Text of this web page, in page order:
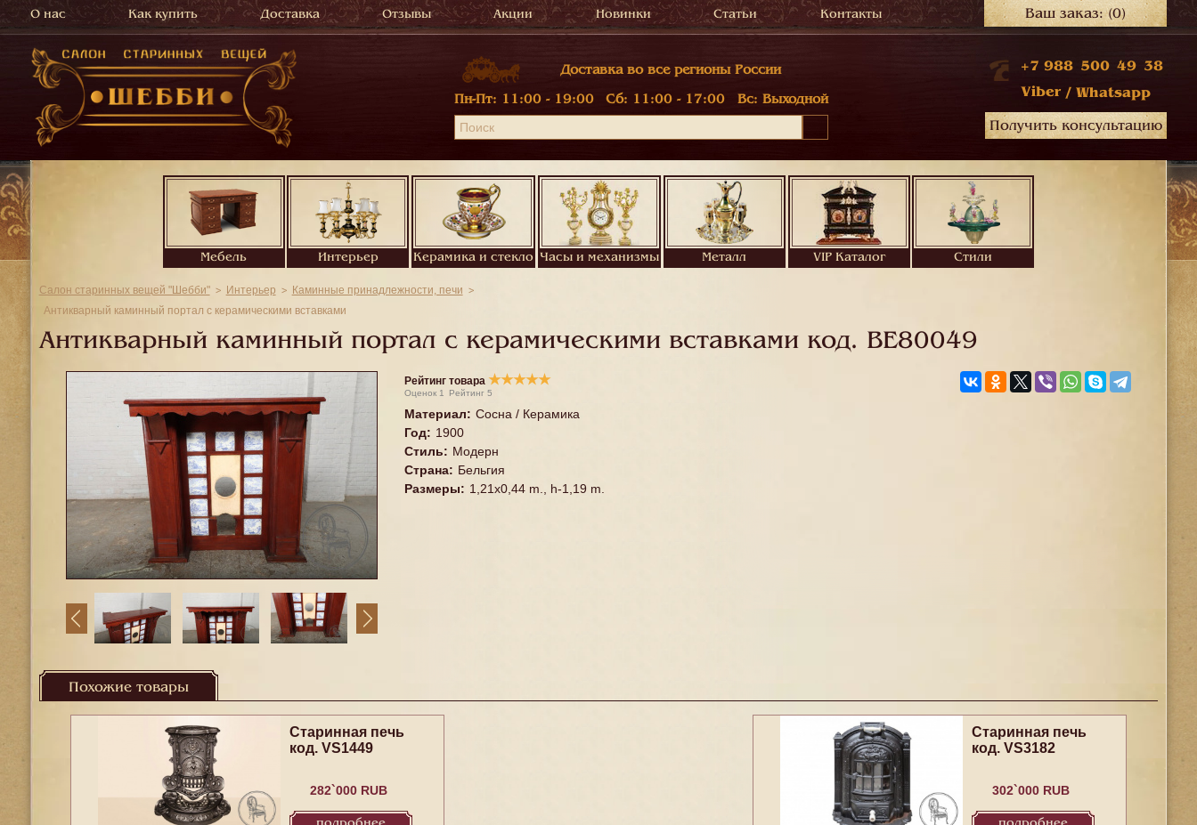
О нас Как купить Доставка Отзывы Акции Новинки Статьи Контакты Ваш заказ:(0)
Доставка во все регионы России
Пн-Пт: 11:00 - 19:00 Сб: 11:00 - 17:00 Вс: Выходной
+7 988 500 49 38
Viber / Whatsapp
Получить консультацию
Мебель Интерьер Керамика и стекло Часы и механизмы Металл VIP Каталог Стили
Салон старинных вещей "Шебби" Интерьер
Каминные принадлежности, печи
Антикварный каминный портал с керамическими вставками
Антикварный каминный портал с керамическими вставками код. BE80049
Рейтинг товара ★★★★★
Оценок 1 Рейтинг 5
Материал: Сосна / Керамика
Год: 1900
Стиль: Модерн
Страна: Бельгия
Размеры: 1,21x0,44 m., h-1,19 m.
Похожие товары
Старинная печь
код. VS1449
282`000 RUB
Старинная печь
код. VS3182
302`000 RUB